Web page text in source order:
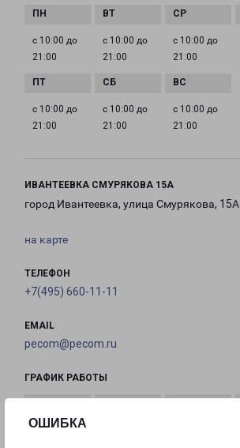
ОШИБКА
с 10:00 до
21:00
с 10:00 до
21:00
с 10:00 до
21:00
с 10:00 до
21:00
с 10:00 до
21:00
с 10:00 до
21:00
ИВАНТЕЕВКА СМУРЯКОВА 15А
город Ивантеевка, улица Смурякова, 15А
на карте
ТЕЛЕФОН
+7(495) 660-11-11
EMAIL
pecom@pecom.ru
ГРАФИК РАБОТЫ
с 10:00 до